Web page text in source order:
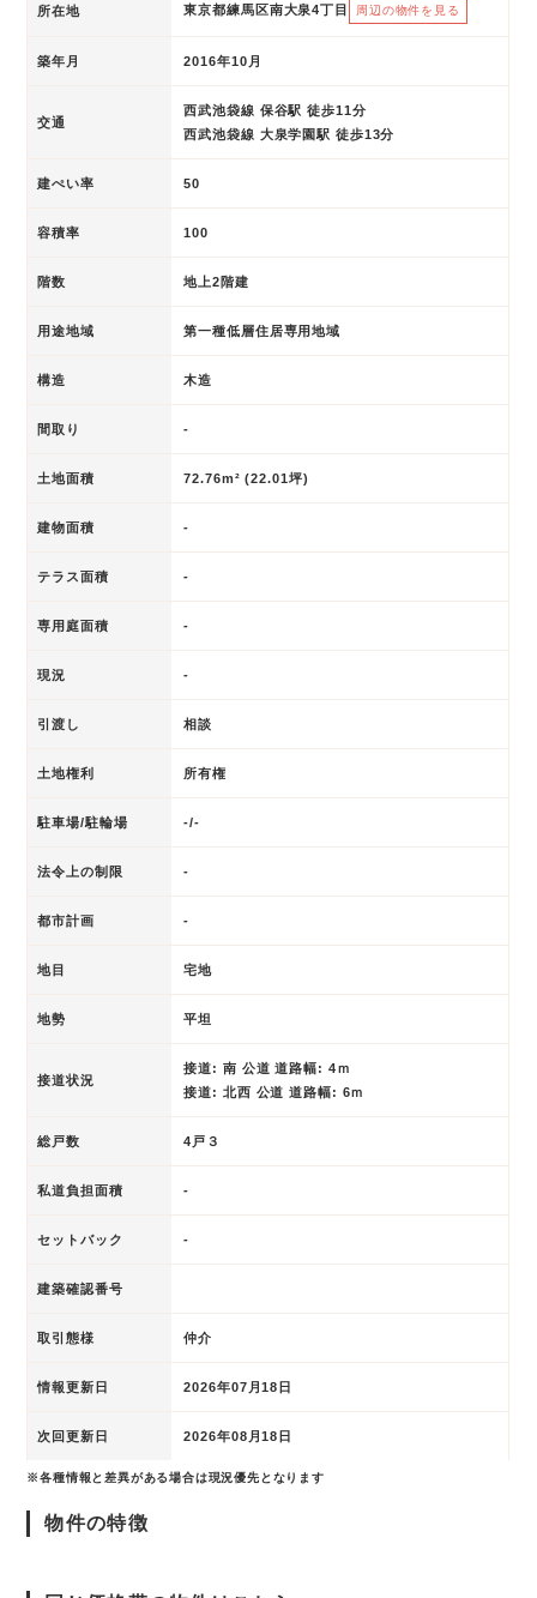
所在地 東京都練馬区南大泉4丁目 周辺の物件を見る
築年月 2016年10月
交通
西武池袋線 保谷駅 徒歩11分
西武池袋線 大泉学園駅 徒歩13分
建ぺい率 50
容積率 100
階数 地上2階建
用途地域 第一種低層住居専用地域
構造 木造
間取り -
土地面積 72.76m² (22.01坪)
建物面積 -
テラス面積 -
専用庭面積 -
現況 -
引渡し 相談
土地権利 所有権
駐車場/駐輪場 -/-
法令上の制限 -
都市計画 -
地目 宅地
地勢 平坦
接道状況
接道: 南 公道 道路幅: 4ｍ
接道: 北西 公道 道路幅: 6ｍ
総戸数 4戸３
私道負担面積 -
セットバック -
建築確認番号
取引態様 仲介
情報更新日 2026年07月18日
次回更新日 2026年08月18日
※各種情報と差異がある場合は現況優先となります
物件の特徴